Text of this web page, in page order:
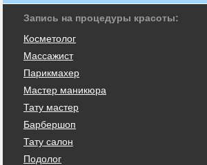
Запись на процедуры красоты:
Косметолог
Массажист
Парикмахер
Мастер маникюра
Тату мастер
Барбершоп
Тату салон
Подолог